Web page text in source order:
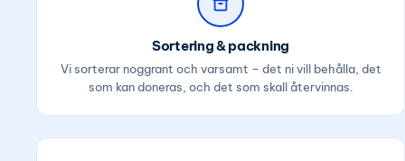
Sortering & packning
Vi sorterar noggrant och varsamt – det ni vill behålla, det
som kan doneras, och det som skall återvinnas.